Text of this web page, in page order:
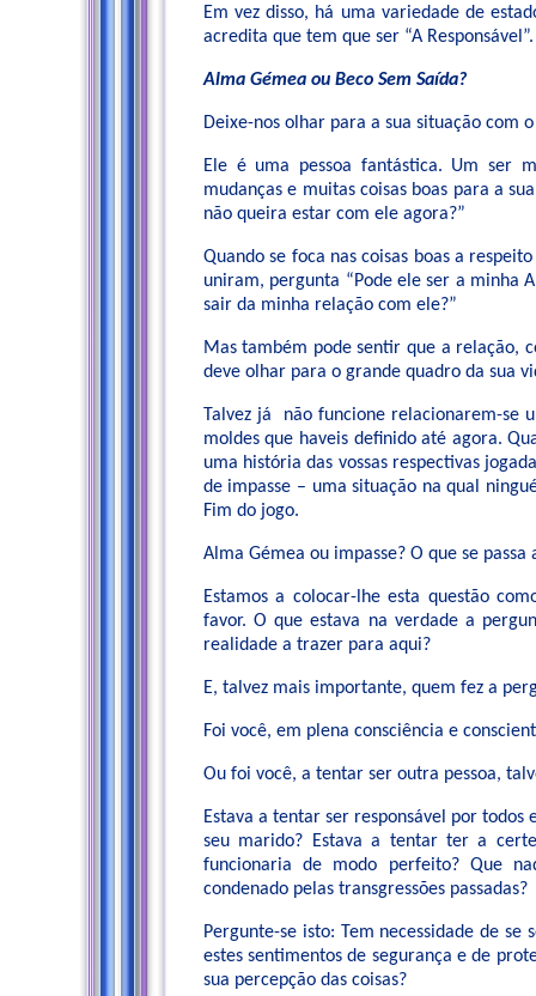
Em vez disso, há uma variedade de
acredita que tem que ser “A
Alma Gémea ou Beco Sem Saída?
Deixe-nos olhar para a sua situação com
Ele é uma pessoa fantástica. Um ser
mudanças e muitas coisas boas para a
não queira estar com ele agora?”
Quando se foca nas coisas boas a
uniram, pergunta “Pode ele ser a minha
sair da minha relação com ele?”
Mas também pode sentir que a relação,
deve olhar para o grande quadro da sua
Talvez já não funcione relacionarem-se
moldes que haveis definido até agora.
uma história das vossas respectivas
de impasse – uma situação na qual
Fim do jogo.
Alma Gémea ou impasse? O que se passa
Estamos a colocar-lhe esta questão
favor. O que estava na verdade a
realidade a trazer para aqui?
E, talvez mais importante, quem fez a
Foi você, em plena consciência e
Ou foi você, a tentar ser outra pessoa,
Estava a tentar ser responsável por todos
seu marido? Estava a tentar ter a
funcionaria de modo perfeito? Que
condenado pelas transgressões passadas?
Pergunte-se isto: Tem necessidade de
estes sentimentos de segurança e de
sua percepção das coisas?